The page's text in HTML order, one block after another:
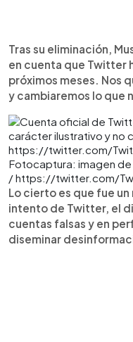
Tras su eliminación,
en cuenta que Twitter
próximos meses. Nos
y cambiaremos lo que
Fotocaptura: imagen
/ https://twitter.com/
Lo cierto es que fue
intento de Twitter, el
cuentas falsas y en
diseminar